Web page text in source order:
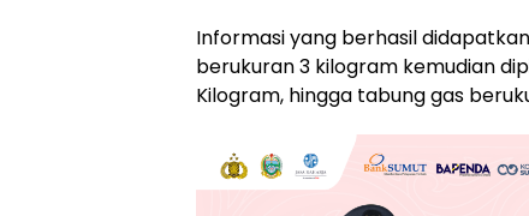
Informasi yang berhasil
berukuran 3 kilogram kemudian
Kilogram, hingga tabung gas